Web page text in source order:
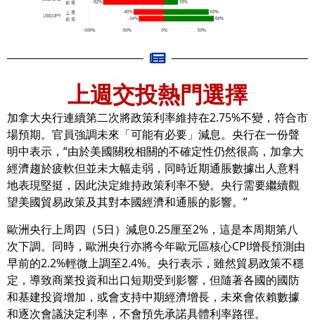
上週交投熱門選擇
加拿大央行連續第二次將政策利率維持在2.75%不變，符合市
場預期。官員強調未來「可能有必要」減息。央行在一份聲
明中表示，“由於美國關稅相關的不確定性仍然很高，加拿大
經濟趨於疲軟但並未大幅走弱，同時近期通脹數據出人意料
地表現堅挺，因此決定維持政策利率不變。央行需要繼續觀
望美國貿易政策及其對本國經濟和通脹的影響。”
歐洲央行上周四（5日）減息0.25厘至2%，這是本周期第八
次下調。同時，歐洲央行亦將今年歐元區核心CPI增長預測由
早前的2.2%輕微上調至2.4%。央行表示，雖然貿易政策不穩
定，導致商業投資和出口短期受到影響，但隨著各國的國防
和基建投資增加，或會支持中期經濟增長，未來會依賴數據
和逐次會議決定利率，不會預先承諾具體利率路徑。